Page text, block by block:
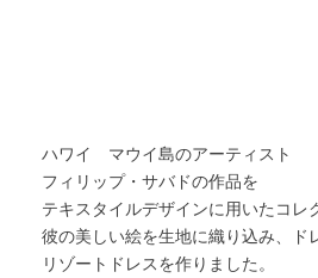
ハワイ マウイ島のアーティスト
フィリップ・サバドの作品を
テキスタイルデザインに用いたコレ
彼の美しい絵を生地に織り込み、ド
リゾートドレスを作りました。